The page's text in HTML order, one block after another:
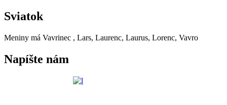
Sviatok
Meniny má Vavrinec , Lars, Laurenc, Laurus, Lorenc, Vavro
Napíšte nám